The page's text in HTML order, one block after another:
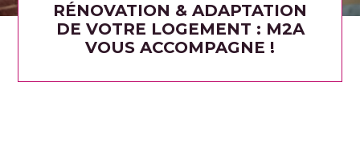
RÉNOVATION & ADAPTATION
DE VOTRE LOGEMENT : M2A
VOUS ACCOMPAGNE !